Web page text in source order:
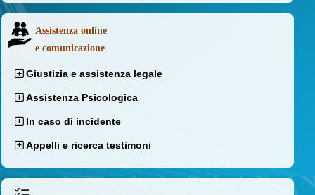
Assistenza online
e comunicazione
Giustizia e assistenza legale
Assistenza Psicologica
In caso di incidente
Appelli e ricerca testimoni